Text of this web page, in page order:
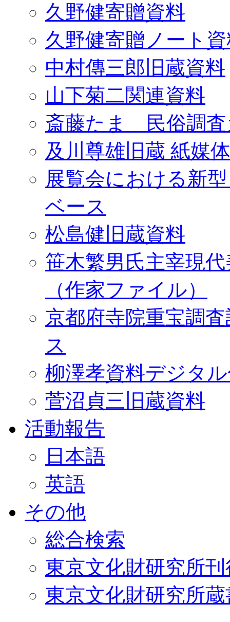
久野健寄贈資料
久野健寄贈ノート
中村傳三郎旧蔵資料
山下菊二関連資料
斎藤たま 民俗調査
及川尊雄旧蔵 紙媒
展覧会における新
ベース
松島健旧蔵資料
笹木繁男氏主宰現
（作家ファイル）
京都府寺院重宝調
ス
柳澤孝資料デジタ
菅沼貞三旧蔵資料
活動報告
日本語
英語
その他
総合検索
東京文化財研究所
東京文化財研究所